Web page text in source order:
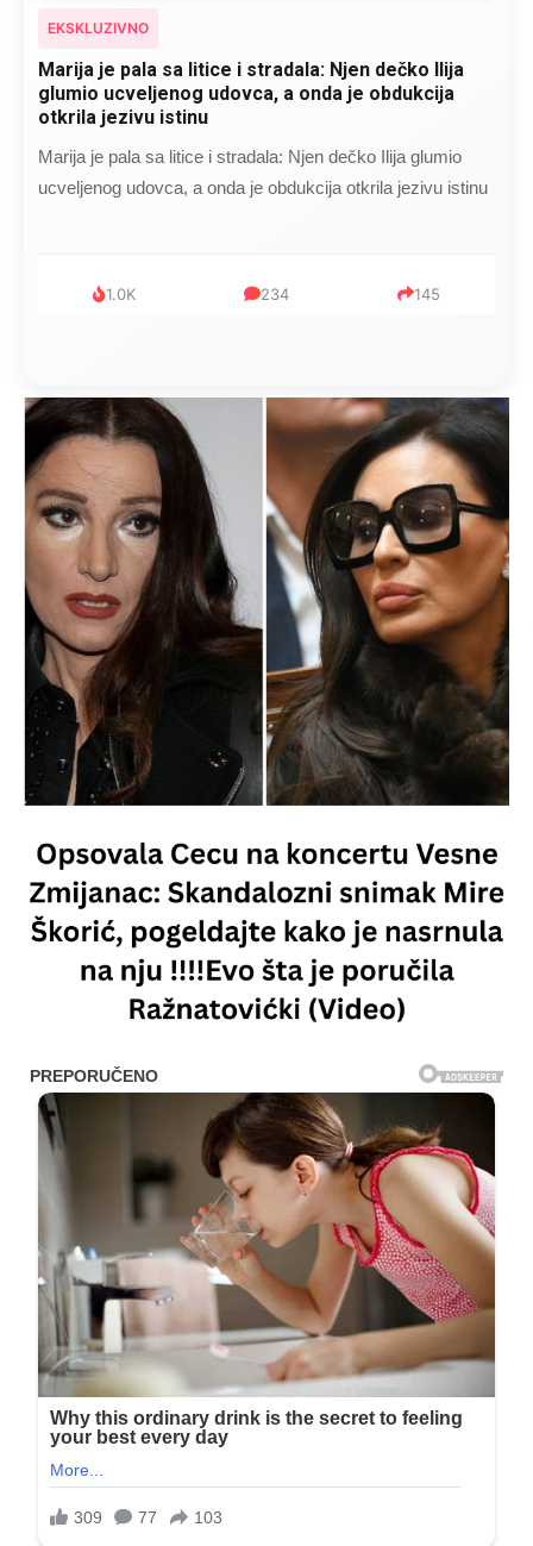
EKSKLUZIVNO
Marija je pala sa litice i stradala: Njen dečko Ilija
glumio ucveljenog udovca, a onda je obdukcija
otkrila jezivu istinu
Marija je pala sa litice i stradala: Njen dečko Ilija glumio
ucveljenog udovca, a onda je obdukcija otkrila jezivu istinu
1.0K 234 145